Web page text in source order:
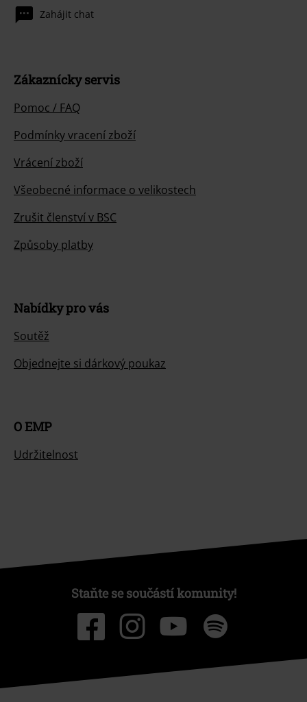
Zahájit chat
Zákaznícky servis
Pomoc / FAQ
Podmínky vracení zboží
Vrácení zboží
Všeobecné informace o velikostech
Zrušit členství v BSC
Způsoby platby
Nabídky pro vás
Soutěž
Objednejte si dárkový poukaz
O EMP
Udržitelnost
Staňte se součástí komunity!